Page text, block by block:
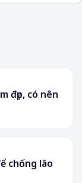
đẹp, có nên
chống lão